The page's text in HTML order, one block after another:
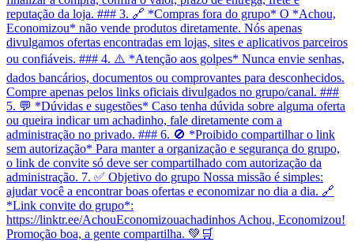
reputação da loja. ### 3. 🔗 *Compras fora do grupo* O *Achou,
Economizou* não vende produtos diretamente. Nós apenas
divulgamos ofertas encontradas em lojas, sites e aplicativos parceiros
ou confiáveis. ### 4. ⚠️ *Atenção aos golpes* Nunca envie senhas,
dados bancários, documentos ou comprovantes para desconhecidos.
Compre apenas pelos links oficiais divulgados no grupo/canal. ###
5. 💬 *Dúvidas e sugestões* Caso tenha dúvida sobre alguma oferta
ou queira indicar um achadinho, fale diretamente com a
administração no privado. ### 6. 🚫 *Proibido compartilhar o link
sem autorização* Para manter a organização e segurança do grupo,
o link de convite só deve ser compartilhado com autorização da
administração. 7. ✅ Objetivo do grupo Nossa missão é simples:
ajudar você a encontrar boas ofertas e economizar no dia a dia. 🔗
*Link convite do grupo*:
https://linktr.ee/AchouEconomizouachadinhos Achou, Economizou!
Promoção boa, a gente compartilha. 💚🛒